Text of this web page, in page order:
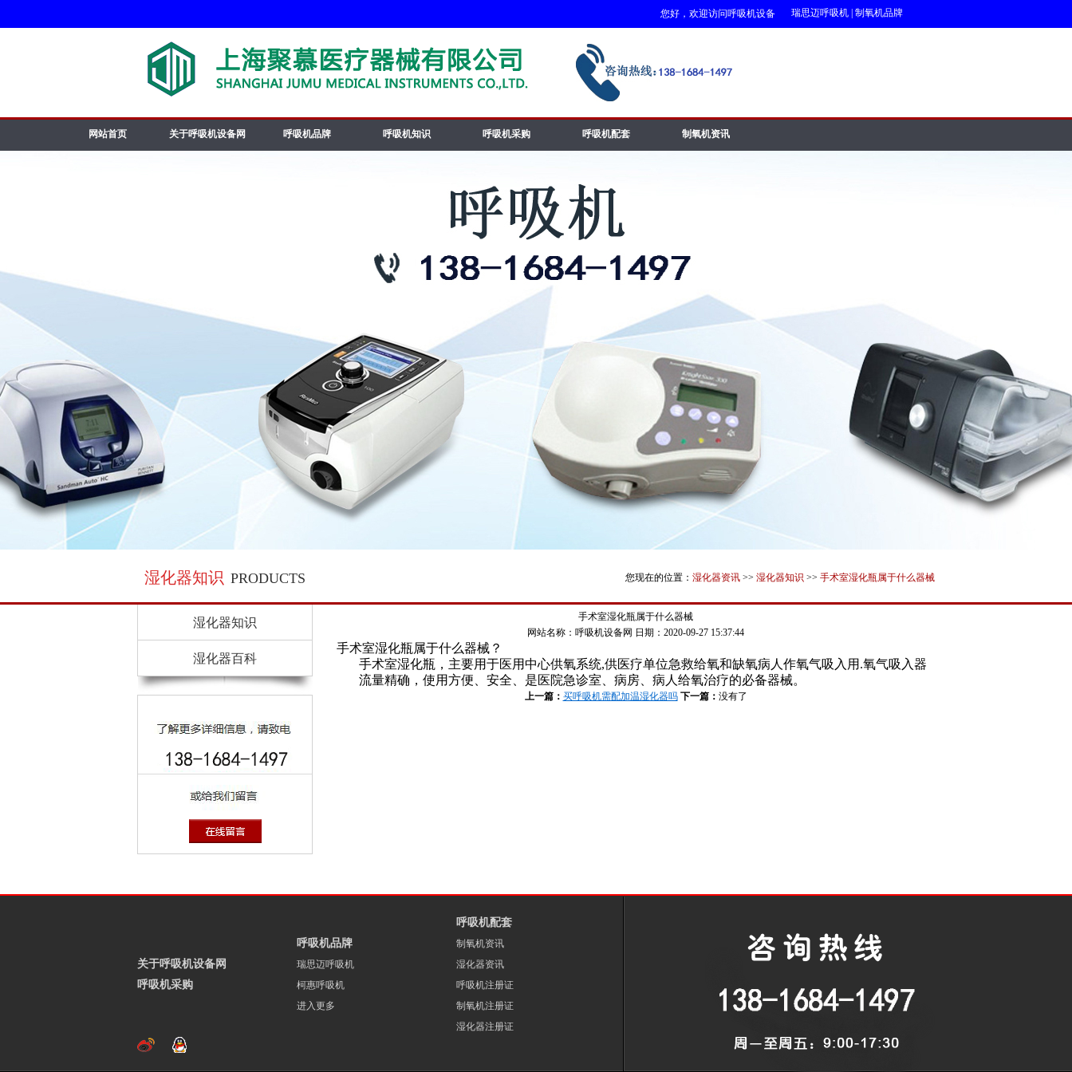
您好，欢迎访问呼吸机设备网!!! 瑞思迈呼吸机 制氧机品牌
网站首页 关于呼吸机设备网 呼吸机品牌 呼吸机知识 呼吸机采购 呼吸机配套 制氧机资讯
湿化器知识 PRODUCTS 您现在的位置： 湿化器资讯 >> 湿化器知识 >> 手术室湿化瓶属于什么器械
湿化器知识
湿化器百科
手术室湿化瓶属于什么器械
网站名称：呼吸机设备网 日期：2020-09-27 15:37:44
手术室湿化瓶属于什么器械？
手术室湿化瓶，主要用于医用中心供氧系统,供医疗单位急救给氧和缺氧病人作氧气吸入用.氧气吸入器
流量精确，使用方便、安全、是医院急诊室、病房、病人给氧治疗的必备器械。
上一篇： 买呼吸机需配加温湿化器吗 下一篇： 没有了
关于呼吸机设备网
呼吸机采购
呼吸机品牌
瑞思迈呼吸机
柯惠呼吸机
进入更多
呼吸机配套
制氧机资讯
湿化器资讯
呼吸机注册证
制氧机注册证
湿化器注册证